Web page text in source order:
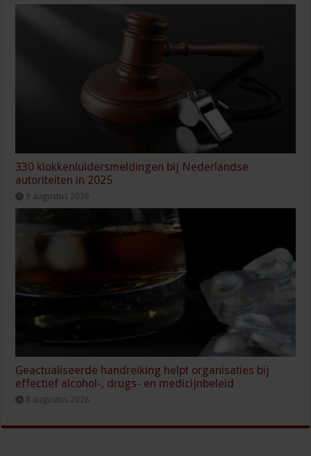
330 klokkenluidersmeldingen bij Nederlandse
autoriteiten in 2025
9 augustus 2026
Geactualiseerde handreiking helpt organisaties bij
effectief alcohol-, drugs- en medicijnbeleid
8 augustus 2026